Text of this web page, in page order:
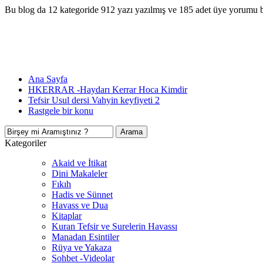
Bu blog da 12 kategoride 912 yazı yazılmış ve 185 adet üye yorumu
Ana Sayfa
HKERRAR -Haydarı Kerrar Hoca Kimdir
Tefsir Usul dersi Vahyin keyfiyeti 2
Rastgele bir konu
Kategoriler
Akaid ve İtikat
Dini Makaleler
Fıkıh
Hadis ve Sünnet
Havass ve Dua
Kitaplar
Kuran Tefsir ve Surelerin Havassı
Manadan Esintiler
Rüya ve Yakaza
Sohbet -Videolar